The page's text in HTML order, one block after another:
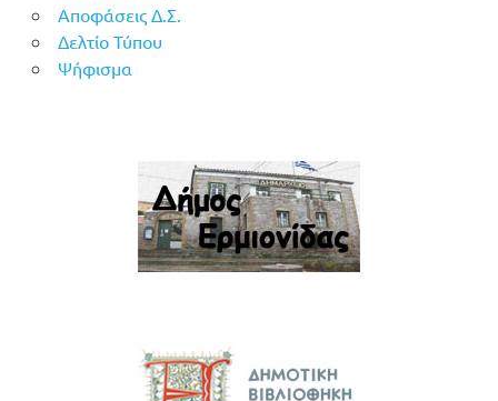
Αποφάσεις Δ.Σ.
Δελτίο Τύπου
Ψήφισμα